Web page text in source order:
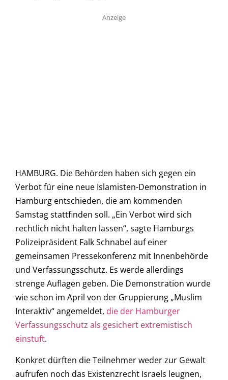
Anzeige
HAMBURG. Die Behörden haben sich gegen ein
Verbot für eine neue Islamisten-Demonstration in
Hamburg entschieden, die am kommenden
Samstag stattfinden soll. „Ein Verbot wird sich
rechtlich nicht halten lassen“, sagte Hamburgs
Polizeipräsident Falk Schnabel auf einer
gemeinsamen Pressekonferenz mit Innenbehörde
und Verfassungsschutz. Es werde allerdings
strenge Auflagen geben. Die Demonstration wurde
wie schon im April von der Gruppierung „Muslim
Interaktiv“ angemeldet, die der Hamburger
Verfassungsschutz als gesichert extremistisch
einstuft.
Konkret dürften die Teilnehmer weder zur Gewalt
aufrufen noch das Existenzrecht Israels leugnen,